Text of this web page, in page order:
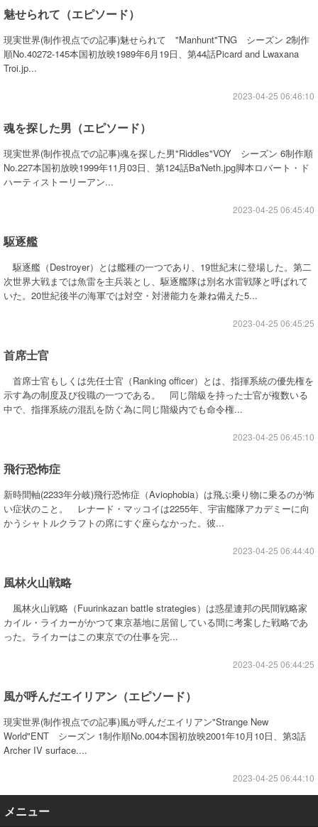
魅せられて（エピソード）
現実世界(制作視点での記事)魅せられて "Manhunt"TNG シーズン 2制作
順No.40272-145本国初放映1989年6月19日、第44話Picard and Lwaxana
Troi.jp...
2023-04-25 06:46:10
魂を探した男（エピソード）
現実世界(制作視点での記事)魂を探した男"Riddles"VOY シーズン 6制作順
No.227本国初放映1999年11月03日、第124話Ba'Neth.jpg脚本ロバート・ド
ハーティストーリーアン...
2023-04-25 06:45:40
駆逐艦
駆逐艦（Destroyer）とは艦種の一つであり、19世紀末に登場した。第二
次世界大戦までは魚雷を主兵装とし、駆逐艦隊は別名水雷戦隊と呼ばれて
いた。20世紀後半の海軍では対空・対潜能力を兼ね備えた5...
2023-04-25 06:45:25
首席士官
首席士官もしくは先任士官（Ranking officer）とは、指揮系統の優先権を
示す為の制度及び役職の一つである。 同じ階級を持った士官が複数いる
中で、指揮系統の混乱を防ぐ為に同じ階級内でも命令権...
2023-04-25 06:45:10
飛行恐怖症
新時間軸(2233年分岐)飛行恐怖症（Aviophobia）は飛ぶ乗り物に乗るのが怖
い症状のこと。 レナード・マッコイは2255年、宇宙艦隊アカデミーに向
かうシャトルクラフトの席にすぐ座らなかった。彼...
2023-04-25 06:44:40
風林火山戦略
風林火山戦略（Fuurinkazan battle strategies）は惑星連邦の民間戦略家
カイル・ライカーがかつて東京基地に居留している間に考案した戦略であ
った。ライカーはこの東京での仕事を完...
2023-04-25 06:44:25
風が呼んだエイリアン（エピソード）
現実世界(制作視点での記事)風が呼んだエイリアン"Strange New
World"ENT シーズン 1制作順No.004本国初放映2001年10月10日、第3話
Archer IV surface....
2023-04-25 06:44:10
メニュー